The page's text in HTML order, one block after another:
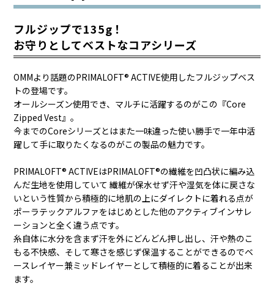
フルジップで135g！
お守りとしてベストなコアシリーズ
OMMより話題のPRIMALOFT® ACTIVE使用したフルジップベス
トの登場です。
オールシーズン使用でき、マルチに活躍するのがこの『Core
Zipped Vest』。
今までのCoreシリーズとはまた一味違った使い勝手で一年中活
躍して手に取りたくなるのがこの製品の魅力です。
PRIMALOFT® ACTIVEはPRIMALOFT®の繊維を凹凸状に編み込
んだ生地を使用していて 繊維が保水せず汗や湿気を体に戻さな
いという性質から積極的に地肌の上にダイレクトに着れる点が
ポーラテックアルファをはじめとした他のアクティブインサレ
ーションと全く違う点です。
糸自体に水分を含まず汗を外にどんどん押し出し、汗や熱のこ
もる不快感、そして寒さを感じず保温することができるのでベ
ースレイヤー兼ミッドレイヤーとして積極的に着ることが出来
ます。